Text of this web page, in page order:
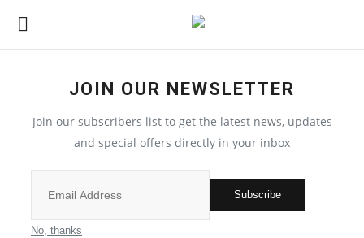
मुख्य समाचार
JOIN OUR NEWSLETTER
Join our subscribers list to get the latest news, updates
and special offers directly in your inbox
Subscribe
No, thanks